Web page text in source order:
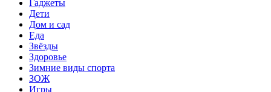
Гаджеты
Дети
Дом и сад
Еда
Звёзды
Здоровье
Зимние виды спорта
ЗОЖ
Игры